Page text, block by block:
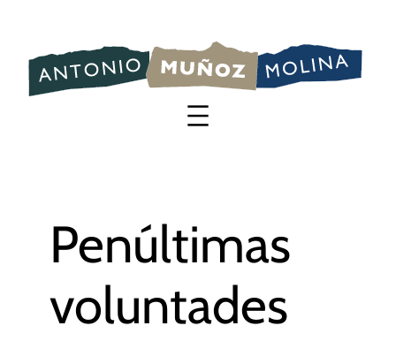
contenido
Penúltimas
voluntades